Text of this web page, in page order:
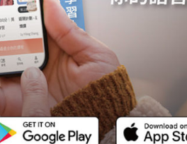
戰！其實，只要做好單字分類，韓
也有部分與中文或日文相似，只要
，將相同類型、相關的單字放在一
非常推薦建立適合自己的韓文單字
分類法以及單次背單字字數，韓文